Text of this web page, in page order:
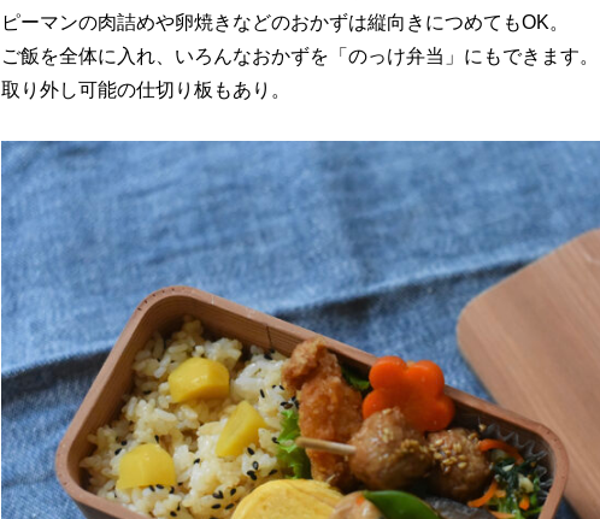
ピーマンの肉詰めや卵焼きなどのおかずは縦向きにつめてもOK。
ご飯を全体に入れ、いろんなおかずを「のっけ弁当」にもできます。
取り外し可能の仕切り板もあり。